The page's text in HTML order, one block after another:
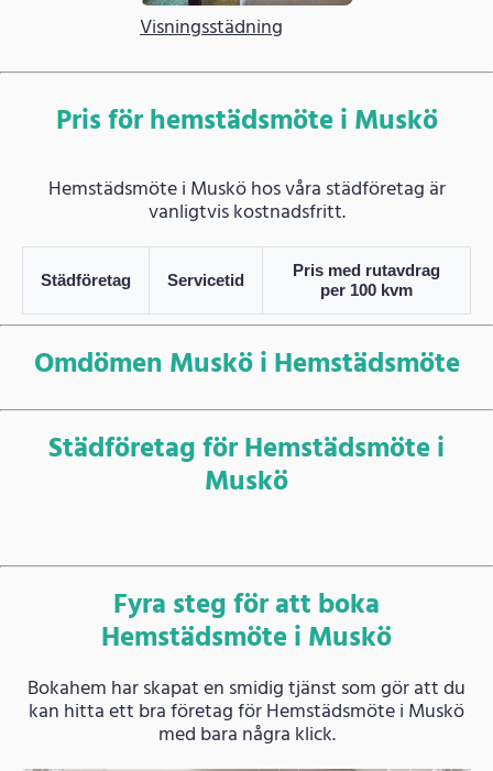
Visningsstädning
Pris för hemstädsmöte i Muskö
Hemstädsmöte i Muskö hos våra städföretag är
vanligtvis kostnadsfritt.
Städföretag Servicetid
Pris med rutavdrag
per 100 kvm
Omdömen Muskö i Hemstädsmöte
Städföretag för Hemstädsmöte i
Muskö
Fyra steg för att boka
Hemstädsmöte i Muskö
Bokahem har skapat en smidig tjänst som gör att du
kan hitta ett bra företag för Hemstädsmöte i Muskö
med bara några klick.